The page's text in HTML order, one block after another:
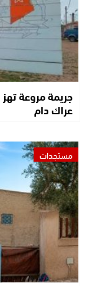
جريمة مروعة
عراك دام
مستجدات